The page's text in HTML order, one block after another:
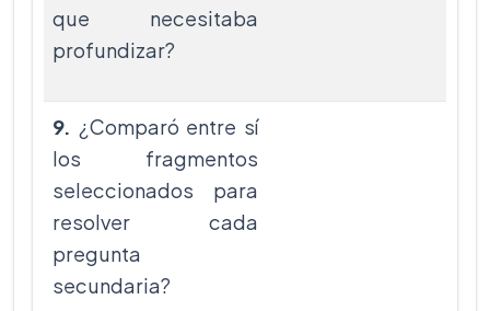
que necesitaba
profundizar?
9. ¿Comparó entre sí
los fragmentos
seleccionados para
resolver cada
pregunta
secundaria?